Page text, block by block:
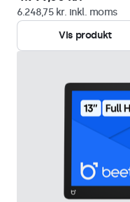
6.248,75 kr. inkl. moms
Vis produkt